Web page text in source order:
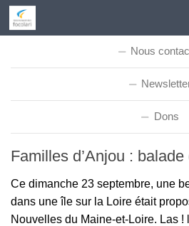
Skip to content
Nous
Dons
Familles d’Anjou :
Ce dimanche 23 septembre, une
dans une île sur la Loire était
Nouvelles du Maine-et-Loire. Las !